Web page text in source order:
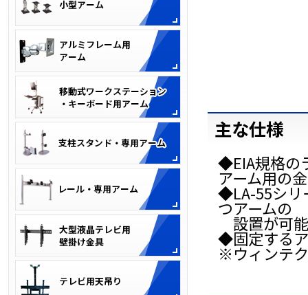
主な仕様
◆EIA規格の
アーム用の
◆LA-55シリ
つアームの
設置が可
◆固定する
※ウィンテ